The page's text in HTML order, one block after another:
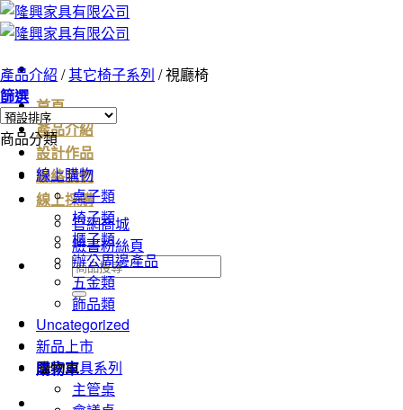
Skip
to
首頁
產品介紹
設計作品
聯絡我們
線上採購
官網商城
臉書粉絲頁
搜
尋
關
鍵
字:
購物車
產品介紹 /其它椅子系列 /視廳椅
篩選
商品分類
線上購物
桌子類
椅子類
櫃子類
辦公周邊產品
五金類
飾品類
Uncategorized
新品上市
居家家具系列
主管桌